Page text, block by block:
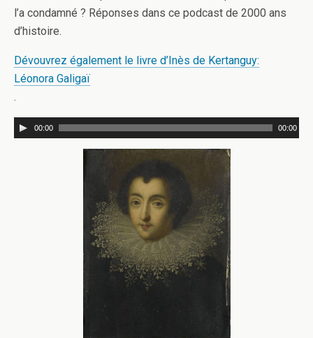
l’a condamné ? Réponses dans ce podcast de 2000 ans
d’histoire.
Dévouvrez également le livre d’Inès de Kertanguy:
Léonora Galigaï
.
00:00 00:00